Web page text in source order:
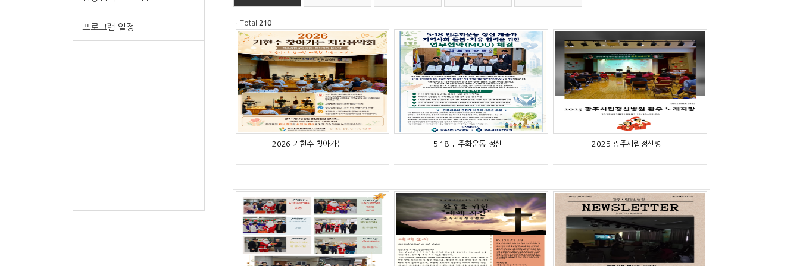
프로그램 일정 ㆍTotal 210
2026 기현수 찾아가는 … 5·18 민주화운동 정신… 2025 광주시립정신병…